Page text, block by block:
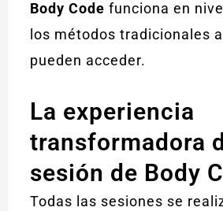
Body Code funciona en
los métodos tradicionales
pueden acceder.
La experiencia
transformadora
sesión de Body
Todas las sesiones se